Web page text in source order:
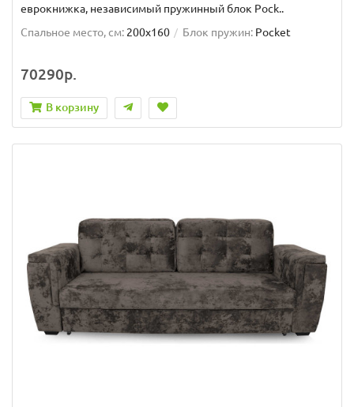
еврокнижка, независимый пружинный блок Pock..
Спальное место, см: 200x160 Блок пружин: Pocket
70290р.
В корзину